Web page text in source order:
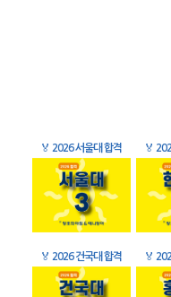
🏅 2026 서울대 합격 🏅
🏅 2026 건국대 합격 🏅